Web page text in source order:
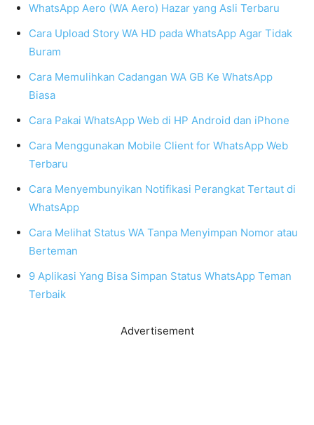
WhatsApp Aero (WA Aero) Hazar yang Asli Terbaru
Cara Upload Story WA HD pada WhatsApp Agar Tidak
Buram
Cara Memulihkan Cadangan WA GB Ke WhatsApp
Biasa
Cara Pakai WhatsApp Web di HP Android dan iPhone
Cara Menggunakan Mobile Client for WhatsApp Web
Terbaru
Cara Menyembunyikan Notifikasi Perangkat Tertaut di
WhatsApp
Cara Melihat Status WA Tanpa Menyimpan Nomor atau
Berteman
9 Aplikasi Yang Bisa Simpan Status WhatsApp Teman
Terbaik
Advertisement